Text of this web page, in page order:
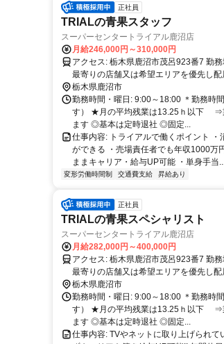
正社員
TRIALの青果スタッフ
スーパーセンタートライアル鹿沼店
月給246,000円～310,000円
アクセス: 栃木県鹿沼市茂呂923番7 勤務地：配属は所在地の都道府県 ※初任地は
最寄りの店舗又は希望エリアを優先し
務いずれか希望を選択できます。
栃木県鹿沼市
勤務時間・曜日: 9:00～18:00 ＊勤務時
す） ★月の平均残業は13.25ｈ以下 ⇒
ます ◎基本は定時退社 ◎固定...
仕事内容: トライアルで働くポイント
ができる ・売場責任者でも年収1000万
ままキャリア・給与UP可能 ・単身手当
変形労働時間制 交通費支給 昇給あり
正社員
TRIALの青果スペシャリスト
スーパーセンタートライアル鹿沼店
月給282,000円～400,000円
アクセス: 栃木県鹿沼市茂呂923番7 勤務地：配属は所在地の都道府県 ※初任地は
最寄りの店舗又は希望エリアを優先し
務いずれか希望を選択できます。
栃木県鹿沼市
勤務時間・曜日: 9:00～18:00 ＊勤務時
す） ★月の平均残業は13.25ｈ以下 ⇒
ます ◎基本は定時退社 ◎固定...
仕事内容: TVやネットに取り上げられ